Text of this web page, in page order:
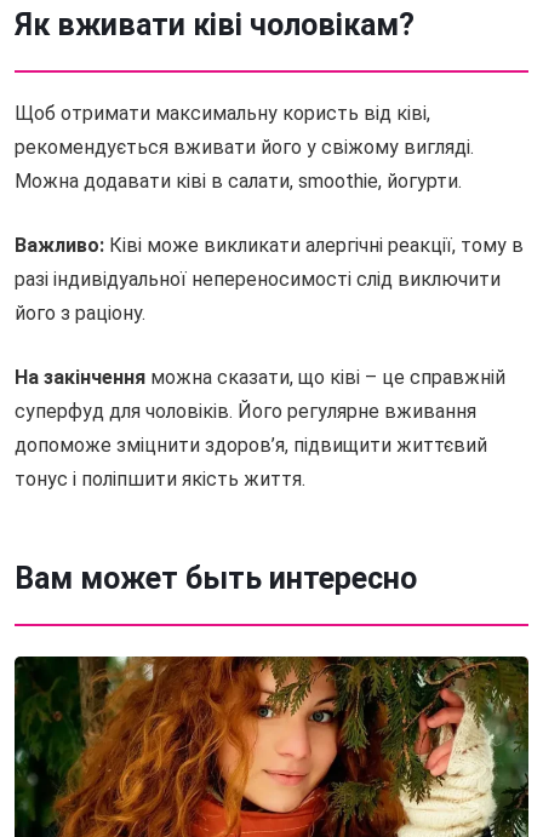
Як вживати ківі чоловікам?
Щоб отримати максимальну користь від ківі,
рекомендується вживати його у свіжому вигляді.
Можна додавати ківі в салати, smoothie, йогурти.
Важливо: Ківі може викликати алергічні реакції, тому в
разі індивідуальної непереносимості слід виключити
його з раціону.
На закінчення можна сказати, що ківі – це справжній
суперфуд для чоловіків. Його регулярне вживання
допоможе зміцнити здоров’я, підвищити життєвий
тонус і поліпшити якість життя.
Вам может быть интересно